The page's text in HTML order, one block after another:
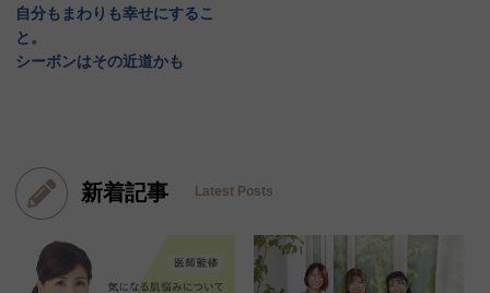
自分もまわりも幸せにするこ
と。
シーボンはその近道かも
新着記事 Latest Posts